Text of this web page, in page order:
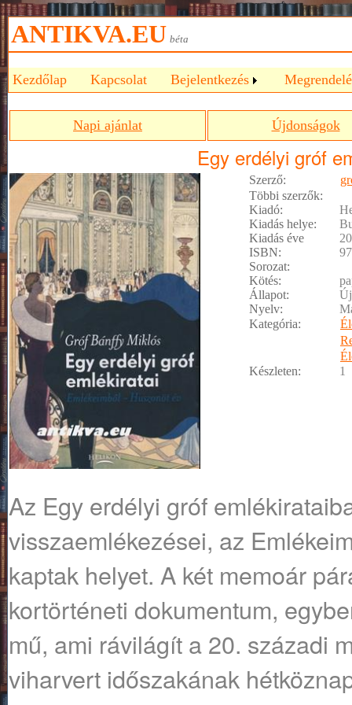
ANTIKVA.EU béta
Kezdőlap Kapcsolat Bejelentkezés
Napi ajánlat Újdonságok
Egy erdélyi gróf
Szerző:
Többi szerzők:
Kiadó:
Kiadás helye:
Kiadás éve
ISBN:
Sorozat:
Kötés:
Állapot:
Nyelv:
Kategória:
Készleten:
1
Az Egy erdélyi gróf
visszaemlékezései, az
kaptak helyet. A két memoár
kortörténeti dokumentum,
mű, ami rávilágít a 20. századi
viharvert időszakának